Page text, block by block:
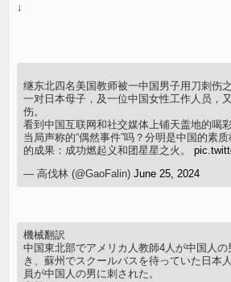
↓
继东北四名美国教师被一中国男子用刀刺伤
一对日本母子，及一位中国女性工作人员，
伤。
看到中国互联网和社交媒体上铺天盖地的喝
当局声称的“偶然事件”吗？分明是中国的素
的成果：成功燃起义和团星星之火。
— 高伐林 (@GaoFalin)June 25, 2024
機械翻訳
中国東北部でアメリカ人教師4人が中国人
き、蘇州でスクールバスを待っていた日本
員が中国人の男に刺された。